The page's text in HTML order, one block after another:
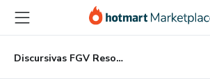
para
conteúdo
principal
para
pagamento
para
rodapé
Discursivas FGV Resolvidas - Magistratura Estadual